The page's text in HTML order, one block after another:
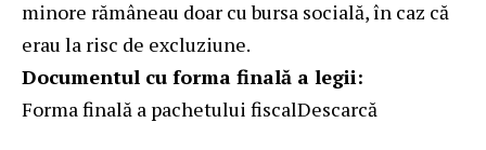
minore rămâneau doar cu bursa socială, în caz că
erau la risc de excluziune.
Documentul cu forma finală a legii:
Forma finală a pachetului fiscalDescarcă